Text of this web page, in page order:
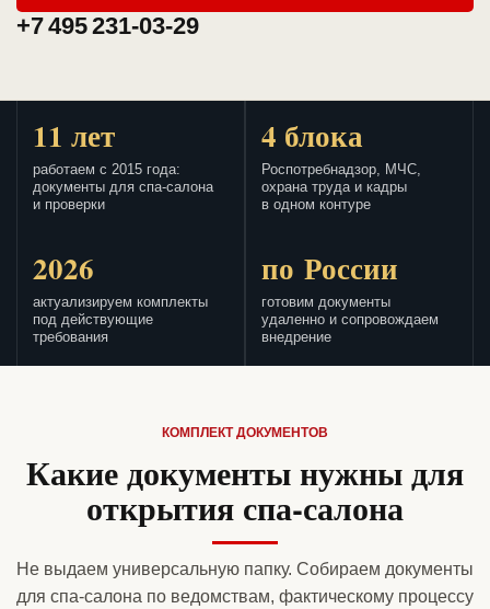
+7 495 231-03-29
11 лет
работаем с 2015 года:
документы для спа-салона
и проверки
4 блока
Роспотребнадзор, МЧС,
охрана труда и кадры
в одном контуре
2026
актуализируем комплекты
под действующие
требования
по России
готовим документы
удаленно и сопровождаем
внедрение
КОМПЛЕКТ ДОКУМЕНТОВ
Какие документы нужны для
открытия спа-салона
Не выдаем универсальную папку. Собираем документы
для спа-салона по ведомствам, фактическому процессу